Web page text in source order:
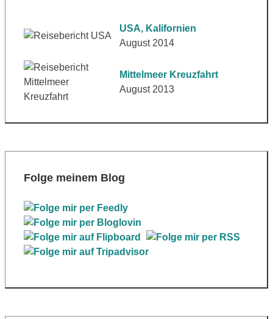
USA, Kalifornien
August 2014
Mittelmeer Kreuzfahrt
August 2013
Folge meinem Blog